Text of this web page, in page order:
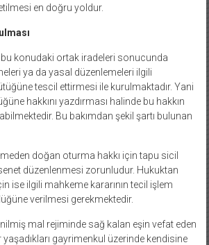
en doğru yoldur.
bu konudaki ortak iradeleri sonucunda
ya da yasal düzenlemeleri ilgili
tescil ettirmesi ile kurulmaktadır. Yani
hakkını yazdırması halinde bu hakkın
Bu bakımdan şekil şartı bulunan
doğan oturma hakkı için tapu sicil
düzenlenmesi zorunludur. Hukuktan
ise ilgili mahkeme kararının tecil işlem
verilmesi gerekmektedir.
mal rejiminde sağ kalan eşin vefat eden
gayrimenkul üzerinde kendisine